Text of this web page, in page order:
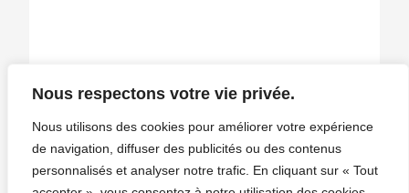
Nous respectons votre vie privée.
Nous utilisons des cookies pour améliorer votre expérience
de navigation, diffuser des publicités ou des contenus
personnalisés et analyser notre trafic. En cliquant sur « Tout